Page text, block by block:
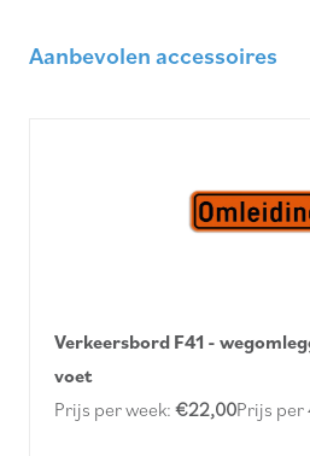
Aanbevolen accessoires
Verkeersbord F41 -
voet
Prijs per week: €22,00Prijs per